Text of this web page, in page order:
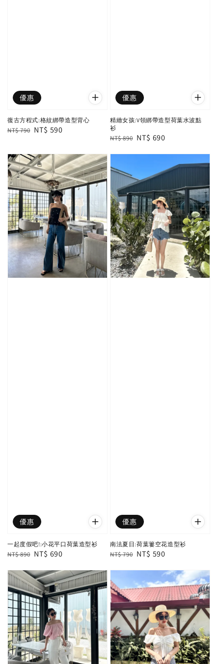
優惠
復古方程式:格紋綁帶造型背心
Regular
NT$ 790 Sale
NT$ 590
優惠
精緻女孩:V領綁帶造型荷葉水波點
衫
Regular
NT$ 890 Sale
NT$ 690
優惠
一起度假吧!:小花平口荷葉造型衫
Regular
NT$ 890 Sale
NT$ 690
優惠
南法夏日:荷葉簍空花造型衫
Regular
NT$ 790 Sale
NT$ 590